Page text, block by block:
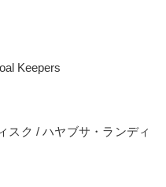
Keepers
スク / ハヤブサ・ランディ